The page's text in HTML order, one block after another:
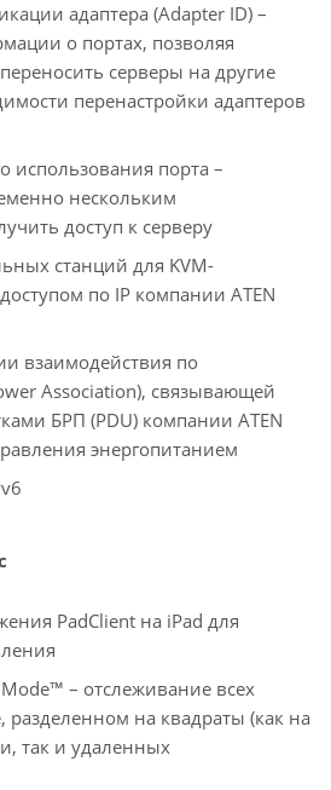
адаптера (Adapter ID) –
о портах, позволяя
серверы на другие
перенастройки адаптеров
использования порта –
нескольким
доступ к серверу
станций для KVM-
по IP компании ATEN
взаимодействия по
Association), связывающей
БРП (PDU) компании ATEN
энергопитанием
PadClient на iPad для
– отслеживание всех
разделенном на квадраты (как на
так и удаленных